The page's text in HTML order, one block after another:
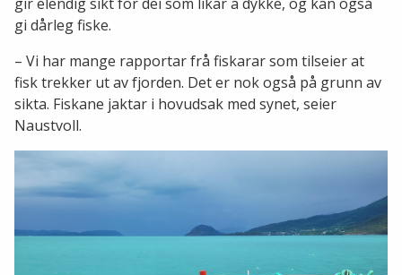
gi dårleg fiske.
– Vi har mange rapportar frå fiskarar som tilseier at
fisk trekker ut av fjorden. Det er nok også på grunn av
sikta. Fiskane jaktar i hovudsak med synet, seier
Naustvoll.